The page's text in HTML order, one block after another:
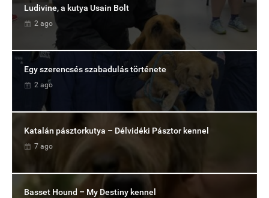
Ludivine, a kutya Usain Bolt
2 ago
Egy szerencsés szabadulás története
2 ago
Katalán pásztorkutya – Délvidéki Pásztor kennel
7 ago
Basset Hound – My Destiny kennel